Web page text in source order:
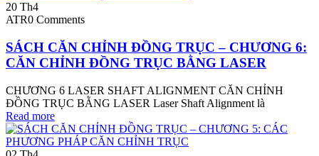
20 Th4
ATR0 Comments
SÁCH CĂN CHỈNH ĐỒNG TRỤC – CHƯƠNG 6:
CĂN CHỈNH ĐỒNG TRỤC BẰNG LASER
CHƯƠNG 6 LASER SHAFT ALIGNMENT CĂN CHỈNH
ĐỒNG TRỤC BẰNG LASER Laser Shaft Alignment là
Read more